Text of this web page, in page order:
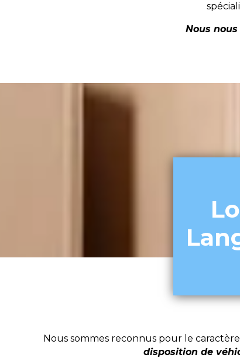
Nous nous
Nous sommes reconnus pour le
disposition de